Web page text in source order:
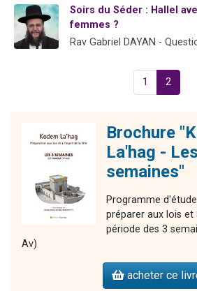
12 nouvelles
Soirs du Séder : Hallel
femmes ?
Rav Gabriel DAYAN -
1 2
Brochure
La'hag -
semaines"
Programme
préparer aux lois et
période des 3
Av)
acheter ce